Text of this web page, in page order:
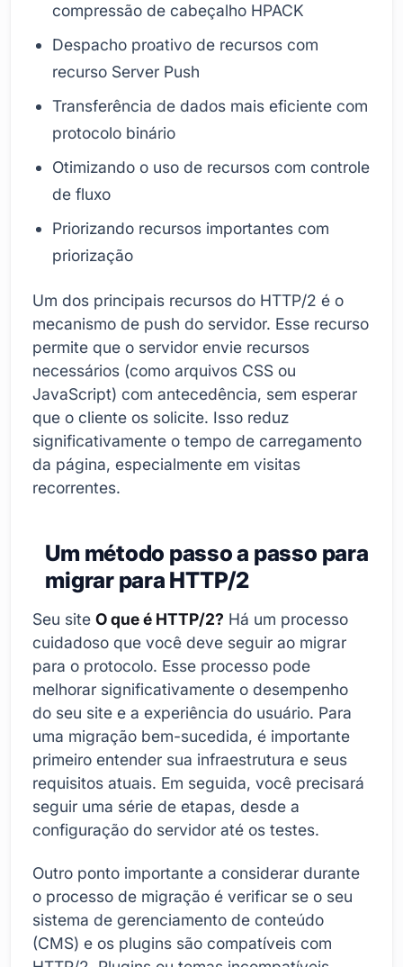
compressão de cabeçalho HPACK
Despacho proativo de recursos com
recurso Server Push
Transferência de dados mais eficiente com
protocolo binário
Otimizando o uso de recursos com controle
de fluxo
Priorizando recursos importantes com
priorização
Um dos principais recursos do HTTP/2 é o
mecanismo de push do servidor. Esse recurso
permite que o servidor envie recursos
necessários (como arquivos CSS ou
JavaScript) com antecedência, sem esperar
que o cliente os solicite. Isso reduz
significativamente o tempo de carregamento
da página, especialmente em visitas
recorrentes.
Um método passo a passo para
migrar para HTTP/2
Seu site O que é HTTP/2? Há um processo
cuidadoso que você deve seguir ao migrar
para o protocolo. Esse processo pode
melhorar significativamente o desempenho
do seu site e a experiência do usuário. Para
uma migração bem-sucedida, é importante
primeiro entender sua infraestrutura e seus
requisitos atuais. Em seguida, você precisará
seguir uma série de etapas, desde a
configuração do servidor até os testes.
Outro ponto importante a considerar durante
o processo de migração é verificar se o seu
sistema de gerenciamento de conteúdo
(CMS) e os plugins são compatíveis com